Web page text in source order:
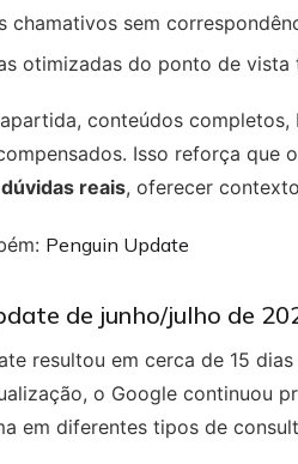
chamativos sem
otimizadas do ponto de
conteúdos
Isso reforça que o
reais, oferecer
Penguin Update
de junho/julho de
resultou em cerca de 15
o Google continuou
em diferentes tipos de